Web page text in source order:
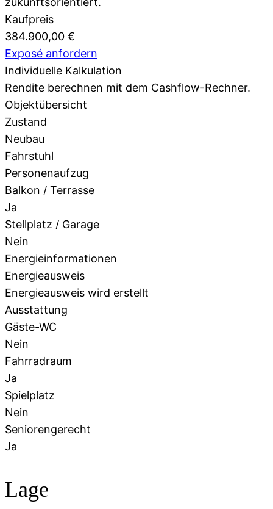
Kaufpreis
384.900,00 €
Exposé anfordern
Individuelle Kalkulation
Rendite berechnen mit dem Cashflow-Rechner.
Objektübersicht
Zustand
Neubau
Fahrstuhl
Personenaufzug
Balkon / Terrasse
Ja
Stellplatz / Garage
Nein
Energieinformationen
Energieausweis
Energieausweis wird erstellt
Ausstattung
Gäste-WC
Nein
Fahrradraum
Ja
Spielplatz
Nein
Seniorengerecht
Ja
Lage